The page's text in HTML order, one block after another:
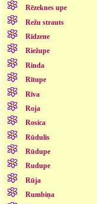
Rēzeknes upe
Režu strauts
Rīdzene
Riežupe
Rinda
Rītupe
Rīva
Roja
Rosica
Rūdulis
Rūdupe
Rudupe
Rūja
Rumbiņa